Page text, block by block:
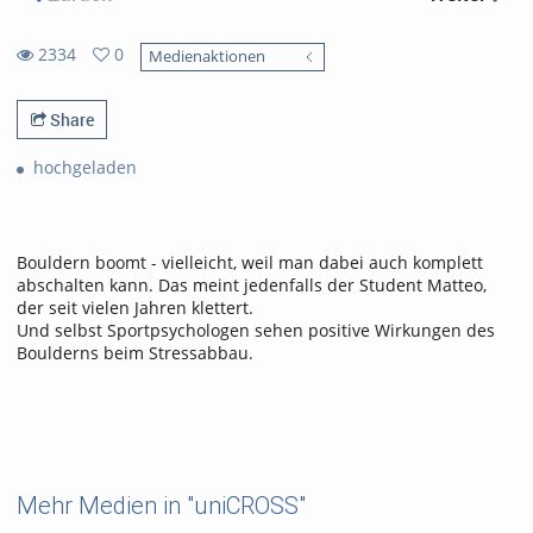
2334
views
0
favorites
Medienaktionen
Share
hochgeladen
Bouldern boomt - vielleicht, weil man dabei auch komplett
abschalten kann. Das meint jedenfalls der Student Matteo,
der seit vielen Jahren klettert.
Und selbst Sportpsychologen sehen positive Wirkungen des
Boulderns beim Stressabbau.
Mehr Medien in "uniCROSS"